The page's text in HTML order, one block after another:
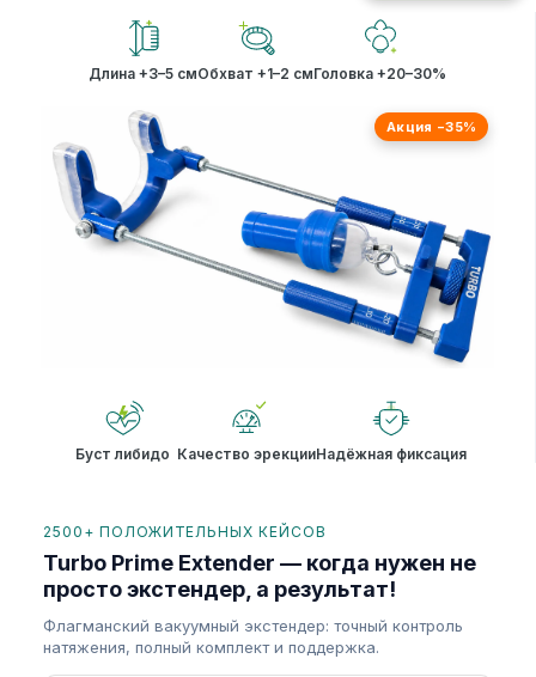
Длина +3–5 смОбхват +1–2 смГоловка +20–30%
Акция −35%
Буст либидо Качество эрекцииНадёжная фиксация
2500+ ПОЛОЖИТЕЛЬНЫХ КЕЙСОВ
Turbo Prime Extender — когда нужен не
просто экстендер, а результат!
Флагманский вакуумный экстендер: точный контроль
натяжения, полный комплект и поддержка.